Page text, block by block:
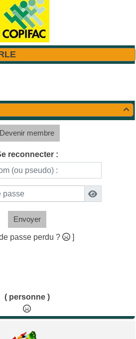

Devenir membre
reconnecter :
Envoyer
passe perdu ? ]
( personne )